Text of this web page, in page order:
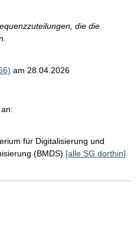
die die
am 28.04.2026
für Digitalisierung und
(BMDS) [alle SG dorthin]